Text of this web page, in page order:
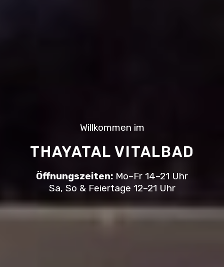
Willkommen im
THAYATAL VITALBAD
Öffnungszeiten: Mo–Fr 14–21 Uhr
Sa, So & Feiertage 12–21 Uhr